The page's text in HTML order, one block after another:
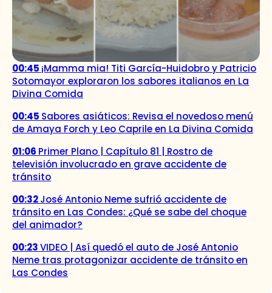
00:45 ¡Mamma mia! Titi García-Huidobro y Patricio
Sotomayor exploraron los sabores italianos en La
Divina Comida
00:45 Sabores asiáticos: Revisa el novedoso menú
de Amaya Forch y Leo Caprile en La Divina Comida
01:06 Primer Plano | Capítulo 81 | Rostro de
televisión involucrado en grave accidente de
tránsito
00:32José Antonio Neme sufrió accidente de
tránsito en Las Condes: ¿Qué se sabe del choque
del animador?
00:23VIDEO | Así quedó el auto de José Antonio
Neme tras protagonizar accidente de tránsito en
Las Condes